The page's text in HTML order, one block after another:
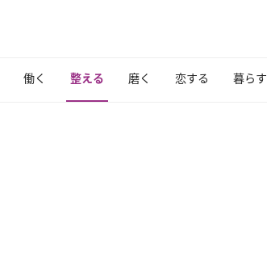
働く 整える 磨く 恋する 暮らす